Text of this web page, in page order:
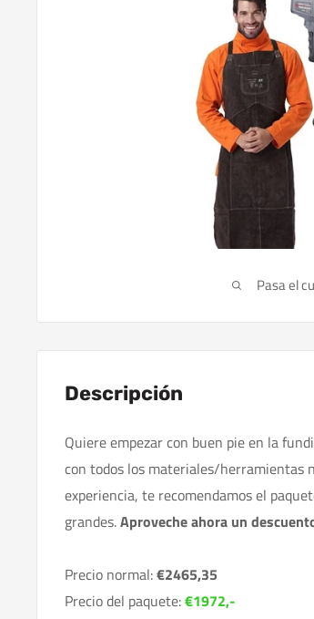
Pasa el
Descripción
Quiere empezar con buen pie en la
con todos los materiales/herramientas
experiencia, te recomendamos el
grandes.Aproveche ahora un
Precio normal:€2465,35
Precio del paquete:€1972,-